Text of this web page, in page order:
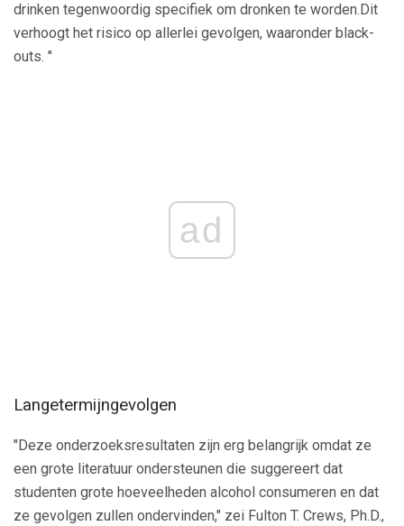
drinken tegenwoordig specifiek om dronken te worden.Dit
verhoogt het risico op allerlei gevolgen, waaronder black-
outs. "
ad
Langetermijngevolgen
"Deze onderzoeksresultaten zijn erg belangrijk omdat ze
een grote literatuur ondersteunen die suggereert dat
studenten grote hoeveelheden alcohol consumeren en dat
ze gevolgen zullen ondervinden," zei Fulton T. Crews, Ph.D.,